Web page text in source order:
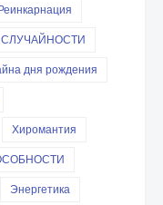
СЛУЧАЙНОСТИ
дня рождения
Хиромантия
Энергетика